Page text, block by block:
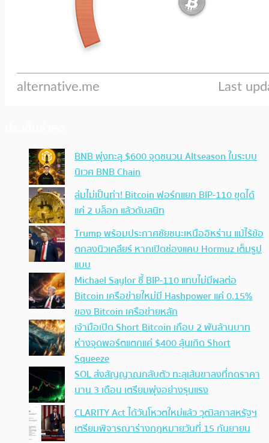
BNB พุ่งทะลุ $600 จุดชนวน Altseason ในระบบ
นิเวศ BNB Chain
ล่มไม่เป็นท่า! Bitcoin ฟอร์กแยก BIP-110 ขุดได้
แค่ 2 บล็อก แล้วดับสนิท
Trump พร้อมประกาศชัยชนะเหนืออิหร่าน แม้ไร้ข้อ
ตกลงนิวเคลียร์ หากเปิดช่องแคบ Hormuz เต็มรูป
แบบ
Michael Saylor ชี้ BIP-110 แทบไม่มีผลต่อ
Bitcoin เครือข่ายใหม่มี Hashpower แค่ 0.15%
ของ Bitcoin เครือข่ายหลัก
เจ้ามือเปิด Short Bitcoin เกือบ 2 พันล้านบาท
ห่างจุดพอร์ตแตกแค่ $400 ลุ้นเกิด Short
Squeeze
SOL ส่งสัญญาณกลับตัว ทะลุเส้นขาลงที่กดราคา
นาน 3 เดือน เตรียมพุ่งอย่างรุนแรง
CLARITY Act ได้วันโหวตใหม่แล้ว วุฒิสภาสหรัฐฯ
เตรียมพิจารณาร่างกฎหมายวันที่ 15 กันยายน